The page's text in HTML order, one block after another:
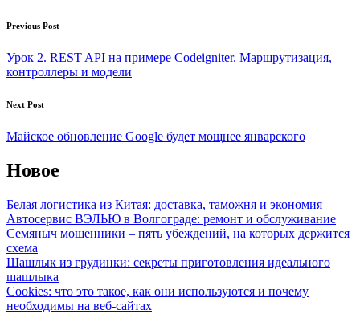
Post
navigation
Previous Post
Урок 2. REST API на примере Codeigniter. Маршрутизация,
контроллеры и модели
Next Post
Майское обновление Google будет мощнее январского
Новое
Белая логистика из Китая: доставка, таможня и экономия
Автосервис ВЭЛЬЮ в Волгограде: ремонт и обслуживание
Семяныч мошенники – пять убеждений, на которых держится
схема
Шашлык из грудинки: секреты приготовления идеального
шашлыка
Cookies: что это такое, как они используются и почему
необходимы на веб-сайтах